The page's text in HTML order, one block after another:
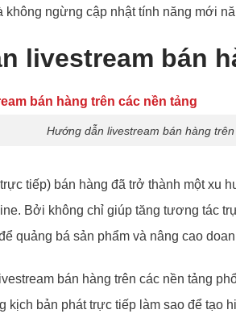
không ngừng cập nhật tính năng mới
livestream bán
Hướng dẫn livestream bán hàng
tiếp) bán hàng đã trở thành một xu
Bởi không chỉ giúp tăng tương tác
quảng bá sản phẩm và nâng cao
bán hàng trên các nền tảng
kịch bản phát trực tiếp làm sao để tạo